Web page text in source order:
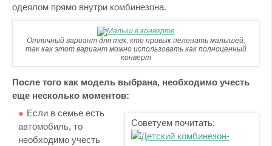
одеялом прямо внутри комбинезона.
Отличный вариант для тех, кто привык пеленать малышей,
так как этот вариант можно использовать как полноценный
конверт
После того как модель выбрана, необходимо учесть
еще несколько моментов:
Советуем почитать:
Если в семье есть
автомобиль, то
необходимо учесть